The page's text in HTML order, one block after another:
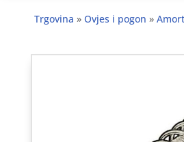
Trgovina » Ovjes i pogon »